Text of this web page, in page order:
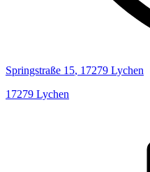
Springstraße 15, 17279 Lychen
17279 Lychen